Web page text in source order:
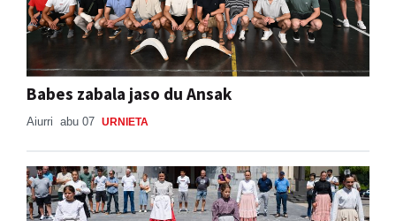
Babes zabala jaso du Ansak
Aiurri abu 07 URNIETA